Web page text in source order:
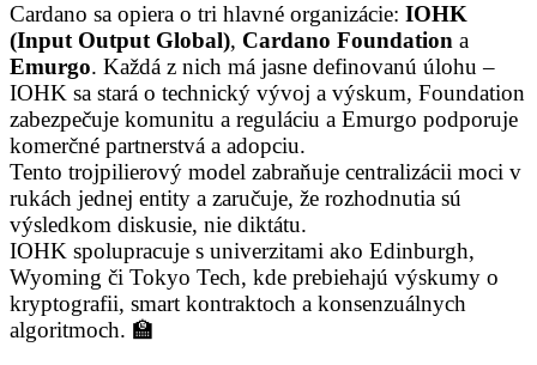
Cardano sa opiera o tri hlavné organizácie: IOHK
(Input Output Global), Cardano Foundation a
Emurgo. Každá z nich má jasne definovanú úlohu –
IOHK sa stará o technický vývoj a výskum, Foundation
zabezpečuje komunitu a reguláciu a Emurgo podporuje
komerčné partnerstvá a adopciu.
Tento trojpilierový model zabraňuje centralizácii moci v
rukách jednej entity a zaručuje, že rozhodnutia sú
výsledkom diskusie, nie diktátu.
IOHK spolupracuje s univerzitami ako Edinburgh,
Wyoming či Tokyo Tech, kde prebiehajú výskumy o
kryptografii, smart kontraktoch a konsenzuálnych
algoritmoch. 🏫